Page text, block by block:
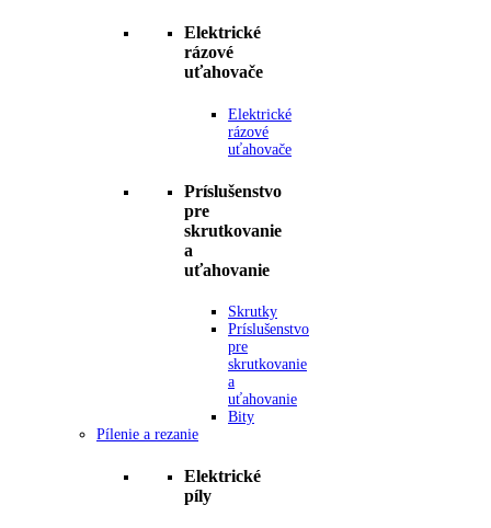
Elektrické
rázové
uťahovače
Elektrické
rázové
uťahovače
Príslušenstvo
pre
skrutkovanie
a
uťahovanie
Skrutky
Príslušenstvo
pre
skrutkovanie
a
uťahovanie
Bity
Pílenie a rezanie
Elektrické
píly